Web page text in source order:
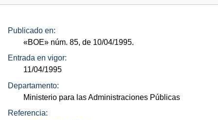
Publicado en:
«BOE» núm. 85, de 10/04/1995.
Entrada en vigor:
11/04/1995
Departamento:
Ministerio para las Administraciones Públicas
Referencia: